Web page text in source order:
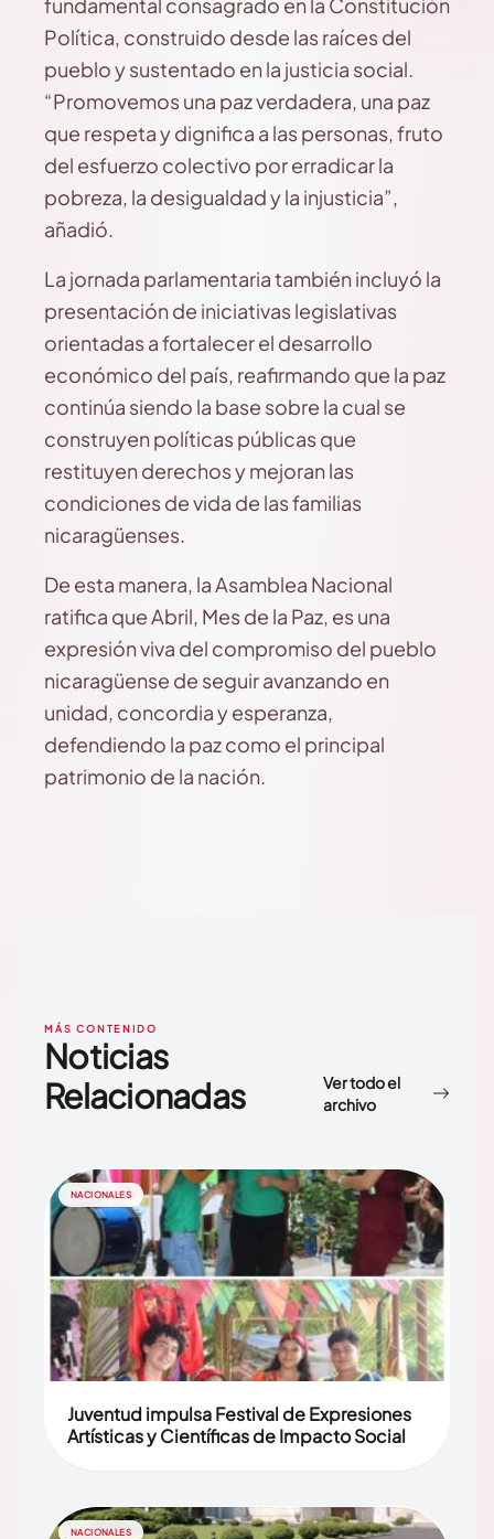
Política, construido desde las raíces del
pueblo y sustentado en la justicia social.
“Promovemos una paz verdadera, una paz
que respeta y dignifica a las personas, fruto
del esfuerzo colectivo por erradicar la
pobreza, la desigualdad y la injusticia”,
añadió.
La jornada parlamentaria también incluyó la
presentación de iniciativas legislativas
orientadas a fortalecer el desarrollo
económico del país, reafirmando que la paz
continúa siendo la base sobre la cual se
construyen políticas públicas que
restituyen derechos y mejoran las
condiciones de vida de las familias
nicaragüenses.
De esta manera, la Asamblea Nacional
ratifica que Abril, Mes de la Paz, es una
expresión viva del compromiso del pueblo
nicaragüense de seguir avanzando en
unidad, concordia y esperanza,
defendiendo la paz como el principal
patrimonio de la nación.
MÁS CONTENIDO
Noticias
Relacionadas
Ver todo el
archivo
NACIONALES
Juventud impulsa Festival de Expresiones
Artísticas y Científicas de Impacto Social
NACIONALES